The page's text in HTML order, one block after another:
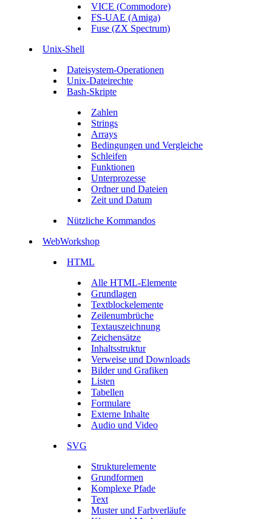
VICE (Commodore)
FS-UAE (Amiga)
Fuse (ZX Spectrum)
Unix-Shell
Dateisystem-Operationen
Unix-Dateirechte
Bash-Skripte
Zahlen
Strings
Arrays
Bedingungen und Vergleiche
Schleifen
Funktionen
Unterprozesse
Ordner und Dateien
Zeit und Datum
Nützliche Kommandos
WebWorkshop
HTML
Alle HTML-Elemente
Grundlagen
Textblockelemente
Zeilenumbrüche
Textauszeichnung
Zeichensätze
Inhaltsstruktur
Verweise und Downloads
Bilder und Grafiken
Listen
Tabellen
Formulare
Externe Inhalte
Audio und Video
SVG
Strukturelemente
Grundformen
Komplexe Pfade
Text
Muster und Farbverläufe